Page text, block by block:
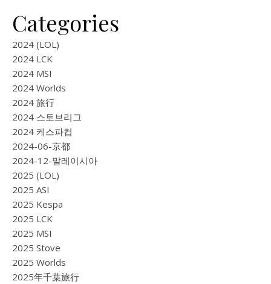
Categories
2024 (LOL)
2024 LCK
2024 MSI
2024 Worlds
2024 旅行
2024 스토브리그
2024 케스파컵
2024-06-京都
2024-12-말레이시아
2025 (LOL)
2025 ASI
2025 Kespa
2025 LCK
2025 MSI
2025 Stove
2025 Worlds
2025年千葉旅行